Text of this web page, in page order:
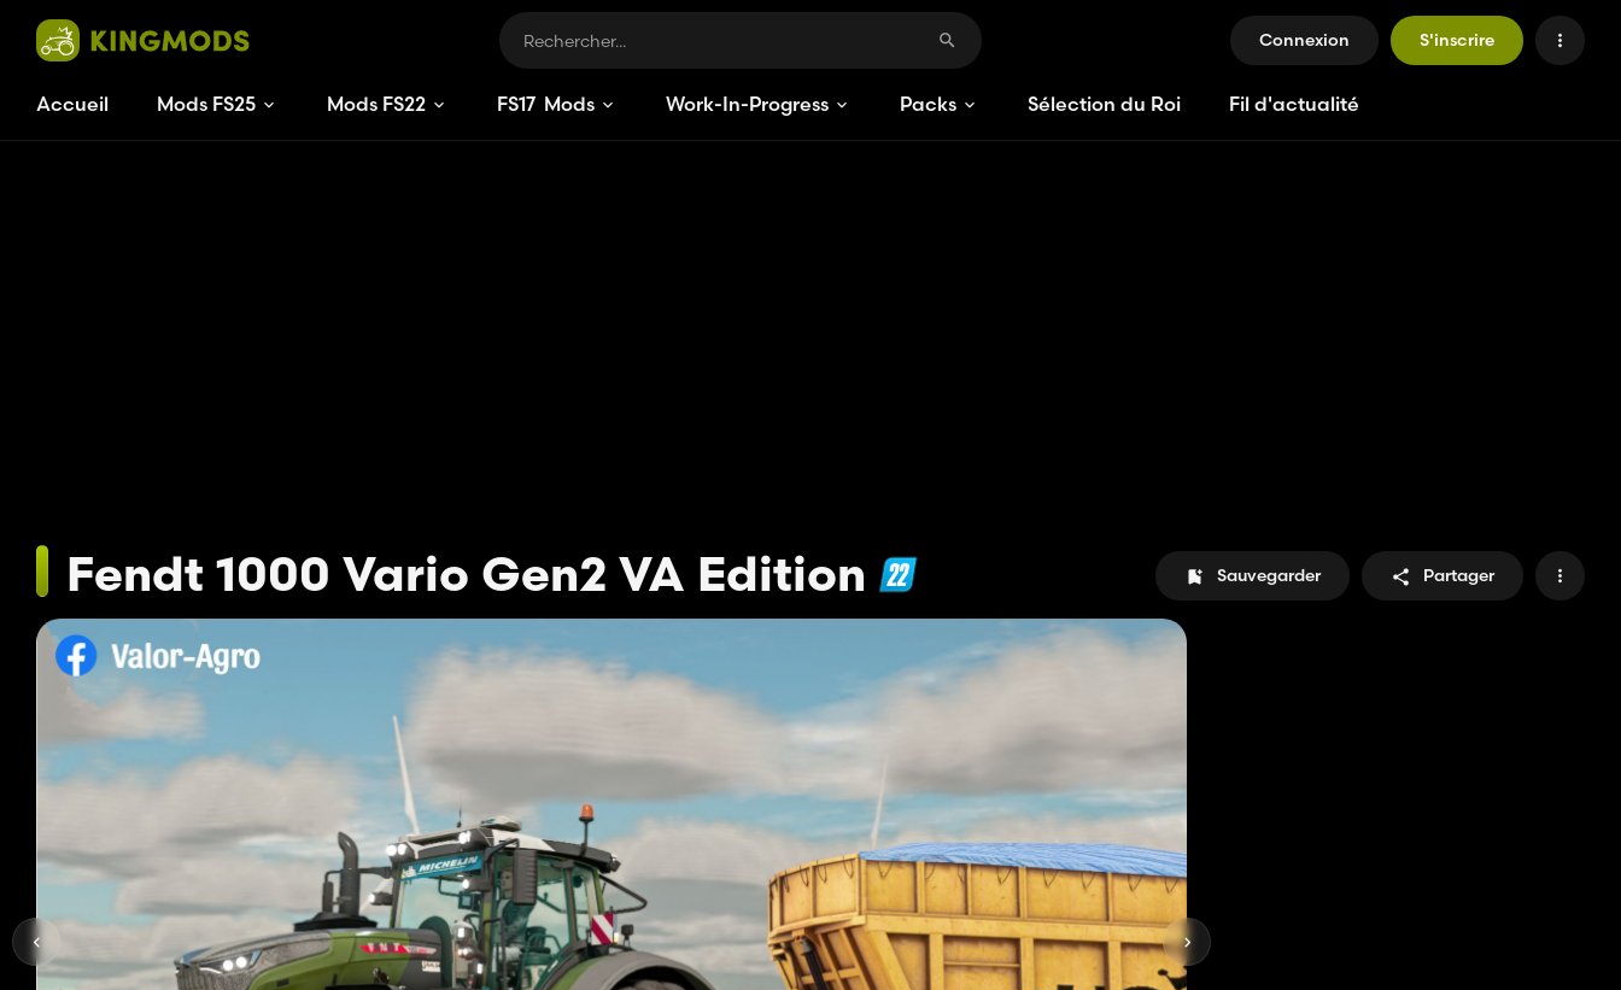
Connexion S'inscrire
Accueil Mods FS25 Mods FS22 FS17 Mods Work-In-Progress Packs Sélection du Roi Fil d'actualité
Fendt 1000 Vario Gen2 VA Edition Sauvegarder Partager